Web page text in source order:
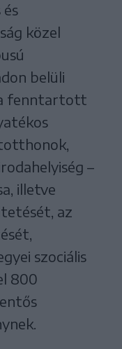
közel
belüli
fenntartott
–
illetve
az
szociális
800